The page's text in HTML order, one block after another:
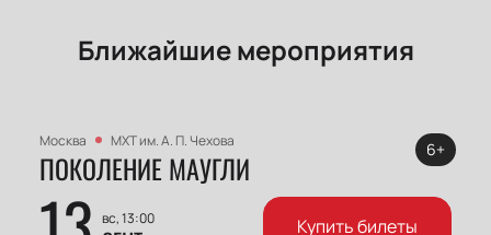
Ближайшие мероприятия
Москва МХТ им. А. П. Чехова
ПОКОЛЕНИЕ МАУГЛИ
вс, 13:00
6+
Купить билеты